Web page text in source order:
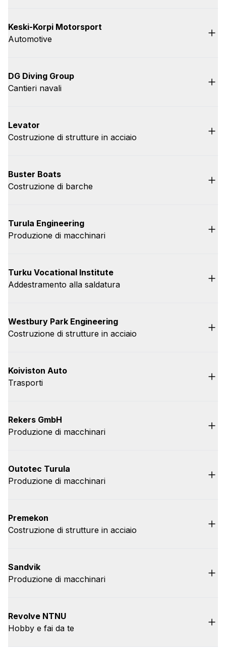
Keski-Korpi Motorsport
Automotive
DG Diving Group
Cantieri navali
Levator
Costruzione di strutture in acciaio
Buster Boats
Costruzione di barche
Turula Engineering
Produzione di macchinari
Turku Vocational Institute
Addestramento alla saldatura
Westbury Park Engineering
Costruzione di strutture in acciaio
Koiviston Auto
Trasporti
Rekers GmbH
Produzione di macchinari
Outotec Turula
Produzione di macchinari
Premekon
Costruzione di strutture in acciaio
Sandvik
Produzione di macchinari
Revolve NTNU
Hobby e fai da te